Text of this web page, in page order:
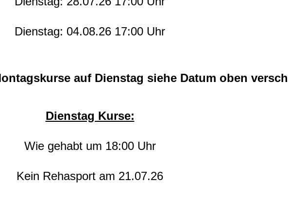
Dienstag: 04.08.26 17:00 Uhr
auf Dienstag siehe Datum oben
Dienstag Kurse:
Wie gehabt um 18:00 Uhr
Kein Rehasport am 21.07.26